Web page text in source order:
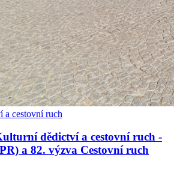
a cestovní ruch
dědictví a cestovní ruch -
a 82. výzva Cestovní ruch